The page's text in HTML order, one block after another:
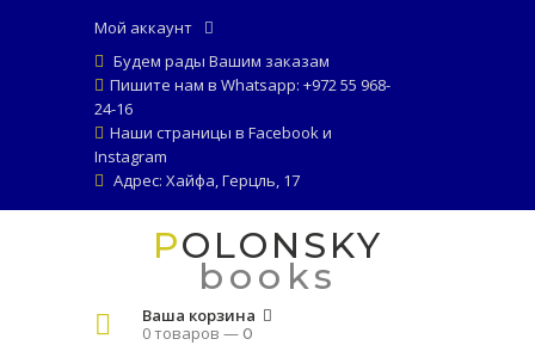
Мой аккаунт
Будем рады Вашим заказам
Пишите нам в Whatsapp: +972 55 968-
24-16
Наши страницы в Facebookи
Instagram
Адрес: Хайфа, Герцль, 17
POLONSKY
books
Ваша корзина
0 товаров —0